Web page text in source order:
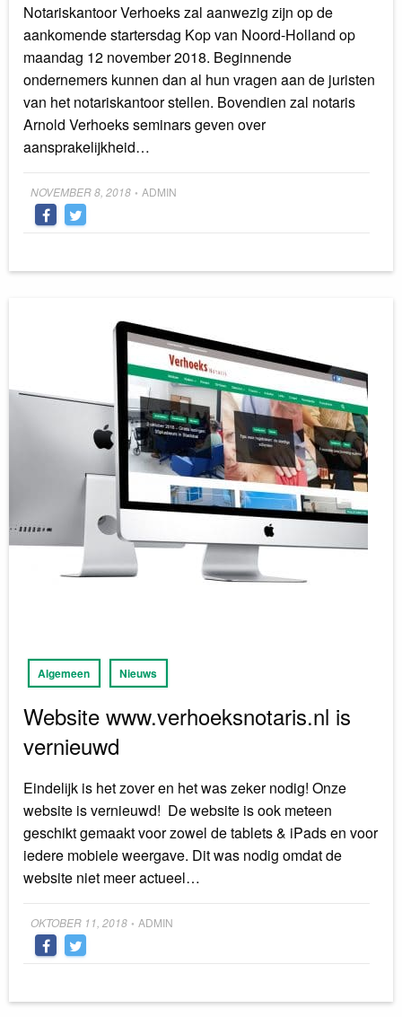
Notariskantoor Verhoeks zal aanwezig zijn op de
aankomende startersdag Kop van Noord-Holland op
maandag 12 november 2018. Beginnende
ondernemers kunnen dan al hun vragen aan de juristen
van het notariskantoor stellen. Bovendien zal notaris
Arnold Verhoeks seminars geven over
aansprakelijkheid…
Posted
on
NOVEMBER 8, 2018 • ADMIN
Algemeen Nieuws
Website www.verhoeksnotaris.nl is
vernieuwd
Eindelijk is het zover en het was zeker nodig! Onze
website is vernieuwd! De website is ook meteen
geschikt gemaakt voor zowel de tablets & iPads en voor
iedere mobiele weergave. Dit was nodig omdat de
website niet meer actueel…
Posted
on
OKTOBER 11, 2018 • ADMIN